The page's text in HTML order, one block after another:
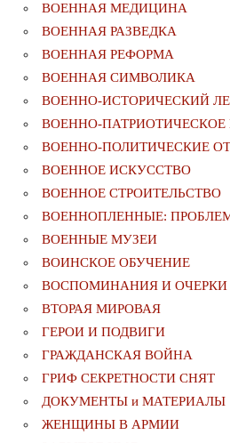
ВОЕННАЯ МЕДИЦИНА
ВОЕННАЯ РАЗВЕДКА
ВОЕННАЯ РЕФОРМА
ВОЕННАЯ СИМВОЛИКА
ВОЕННО-ИСТОРИЧЕСКИЙ
ВОЕННО-
ВОЕННО-ПОЛИТИЧЕСКИE
ВОЕННОЕ ИСКУССТВО
ВОЕННОЕ СТРОИТЕЛЬСТВО
ВОЕННОПЛЕННЫЕ:
ВОЕННЫЕ МУЗЕИ
ВОИНСКОЕ ОБУЧЕНИЕ
ВОСПОМИНАНИЯ И ОЧЕРКИ
ВТОРАЯ МИРОВАЯ
ГЕРОИ И ПОДВИГИ
ГРАЖДАНСКАЯ ВОЙНА
ГРИФ СЕКРЕТНОСТИ СНЯТ
ДОКУМЕНТЫ и МАТЕРИАЛЫ
ЖЕНЩИНЫ В АРМИИ